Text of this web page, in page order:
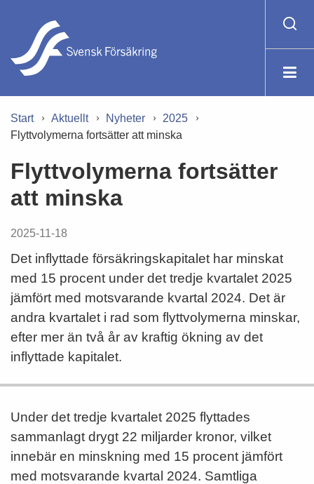
Start Aktuellt Nyheter
2025
Flyttvolymerna fortsätter att minska
Flyttvolymerna fortsätter
att minska
2025-11-18
Det inflyttade försäkringskapitalet har minskat
med 15 procent under det tredje kvartalet 2025
jämfört med motsvarande kvartal 2024. Det är
andra kvartalet i rad som flyttvolymerna minskar,
efter mer än två år av kraftig ökning av det
inflyttade kapitalet.
Under det tredje kvartalet 2025 flyttades
sammanlagt drygt 22 miljarder kronor, vilket
innebär en minskning med 15 procent jämfört
med motsvarande kvartal 2024. Samtliga